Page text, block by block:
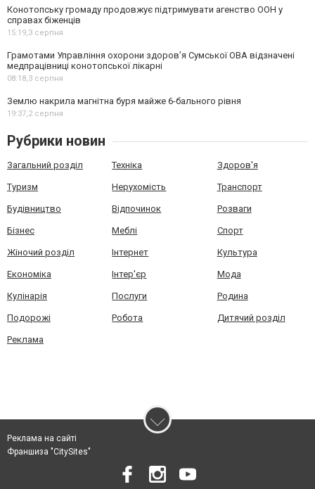
Конотопську громаду продовжує підтримувати агенство ООН у
справах біженців
15:19,3 серпня
Грамотами Управління охорони здоров’я Сумської ОВА відзначені
медпрацівниці конотопської лікарні
08:18,3 серпня
Землю накрила магнітна буря майже 6-бального рівня
19:37,2 серпня
Рубрики новин
Загальний розділ Техніка Здоров'я
Туризм Нерухомість Транспорт
Будівництво Відпочинок Розваги
Бізнес Меблі Спорт
Жіночий розділ Інтернет Культура
Економіка Інтер'єр Мода
Кулінарія Послуги Родина
Подорожі Робота Дитячий розділ
Реклама
Реклама на сайті
Франшиза "CitySites"